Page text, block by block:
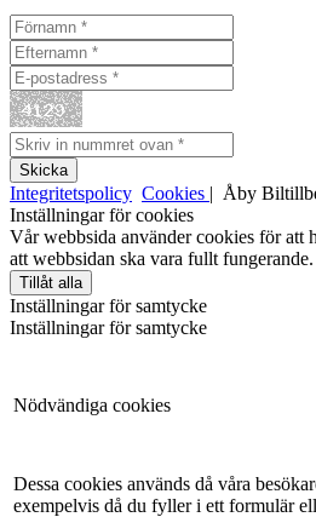
Integritetspolicy Cookies | Åby
Inställningar för cookies
Vår webbsida använder cookies för att
att webbsidan ska vara fullt
Tillåt alla
Inställningar för samtycke
Inställningar för samtycke
Nödvändiga cookies
Dessa cookies används då våra
exempelvis då du fyller i ett formulär